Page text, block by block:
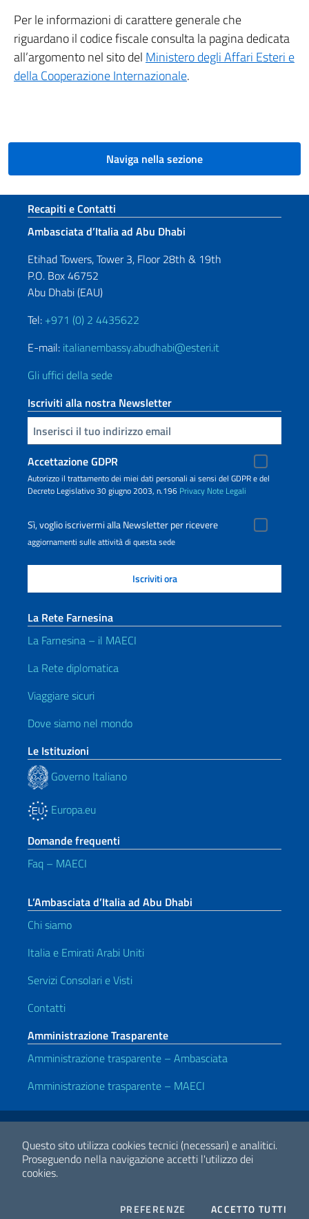
Questo sito utilizza cookies tecnici (necessari) e analitici.
Proseguendo nella navigazione accetti l'utilizzo dei
cookies.
PREFERENZE COOKIESACCETTO TUTTI
Per le informazioni di carattere generale che
riguardano il codice fiscale consulta la pagina dedicata
all’argomento nel sito del Ministero degli Affari Esteri e
della Cooperazione Internazionale.
Naviga nella sezione
Sezione footer
Recapiti e Contatti
Ambasciata d’Italia ad Abu Dhabi
Etihad Towers, Tower 3, Floor 28th & 19th
P.O. Box 46752
Abu Dhabi (EAU)
Tel: +971 (0) 2 4435622
E-mail: italianembassy.abudhabi@esteri.it
Gli uffici della sede
Iscriviti alla nostra Newsletter
Inserisci la tua email
Accettazione GDPR
Autorizzo il trattamento dei miei dati personali ai sensi del GDPR e del
Decreto Legislativo 30 giugno 2003, n.196 Privacy Note Legali
Sì, voglio iscrivermi alla Newsletter per ricevere
aggiornamenti sulle attività di questa sede
La Rete Farnesina
La Farnesina – il MAECI
La Rete diplomatica
Viaggiare sicuri
Dove siamo nel mondo
Le Istituzioni
Governo Italiano
Europa.eu
Domande frequenti
Faq – MAECI
L’Ambasciata d’Italia ad Abu Dhabi
Chi siamo
Italia e Emirati Arabi Uniti
Servizi Consolari e Visti
Contatti
Amministrazione Trasparente
Amministrazione trasparente – Ambasciata
Amministrazione trasparente – MAECI
Link Utili